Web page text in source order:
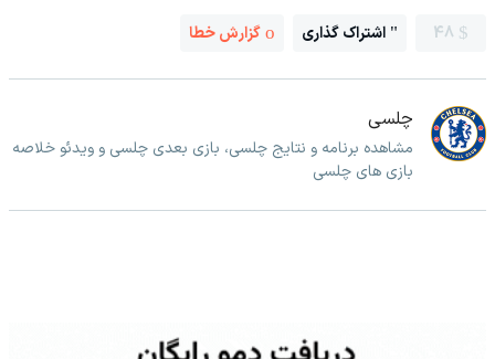
48 اشتراک گذاری گزارش خطا
چلسی
مشاهده برنامه و نتایج چلسی، بازی بعدی چلسی و ویدئو خلاصه
بازی های چلسی